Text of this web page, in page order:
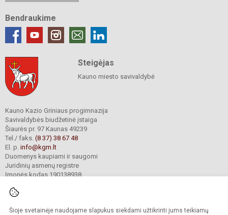
Šioje svetainėje naudojame slapukus siekdami užtikrinti jums teikiamų
Bendraukime
Steigėjas
Kauno miesto savivaldybė
Kauno Kazio Griniaus progimnazija
Savivaldybės biudžetinė įstaiga
Šiaurės pr. 97 Kaunas 49239
Tel./ faks. (8 37) 38 67 48
El. p. info@kgm.lt
Duomenys kaupiami ir saugomi
Juridinių asmenų registre
Įmonės kodas 190138938
© 2024. Kauno Kazio Griniaus progimnazija. Visos teisės saugomos.